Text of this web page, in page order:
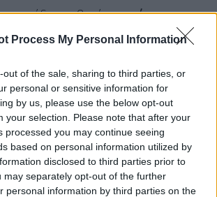
Process My Personal Information
out of the sale, sharing to third parties, or
personal or sensitive information for
by us, please use the below opt-out
your selection. Please note that after your
processed you may continue seeing
based on personal information utilized by
disclosed to third parties prior to
may separately opt-out of the further
personal information by third parties on the
είδα να βγαίνει από την
παιδιάκαι μια τσάντα
που ψάχνετε“», λέει χαρακτηριστικά
περιγραφή του,οι αστυνομικοί
ηρεμία και διακριτικότητα.
ευγενικά, χωρίς να τρομάξουν τα
να τους ακολουθήσει. Όταν